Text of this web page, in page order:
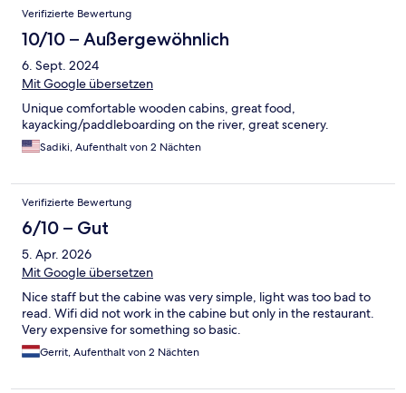
Verifizierte Bewertung
10/10 – Außergewöhnlich
6. Sept. 2024
Mit Google übersetzen
Unique comfortable wooden cabins, great food,
kayacking/paddleboarding on the river, great scenery.
Sadiki, Aufenthalt von 2 Nächten
Verifizierte Bewertung
6/10 – Gut
5. Apr. 2026
Mit Google übersetzen
Nice staff but the cabine was very simple, light was too bad to
read. Wifi did not work in the cabine but only in the restaurant.
Very expensive for something so basic.
Gerrit, Aufenthalt von 2 Nächten